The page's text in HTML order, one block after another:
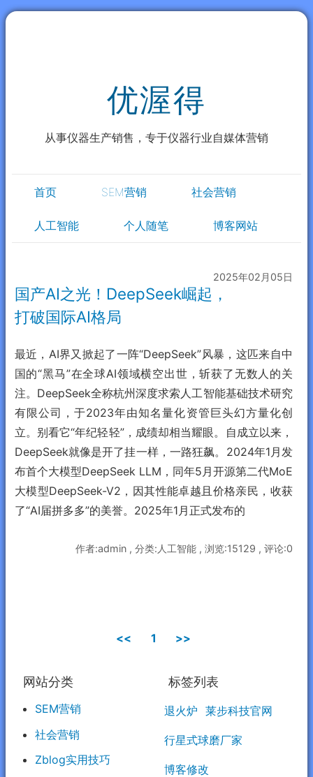
优渥得
从事仪器生产销售，专于仪器行业自媒体营销
首页 SEM营销 社会营销
人工智能 个人随笔 博客网站
2025年02月05日
国产AI之光！DeepSeek崛起，
打破国际AI格局
最近，AI界又掀起了一阵“DeepSeek”风暴，这匹来自中
国的“黑马”在全球AI领域横空出世，斩获了无数人的关
注。DeepSeek全称杭州深度求索人工智能基础技术研究
有限公司，于2023年由知名量化资管巨头幻方量化创
立。别看它“年纪轻轻”，成绩却相当耀眼。自成立以来，
DeepSeek就像是开了挂一样，一路狂飙。2024年1月发
布首个大模型DeepSeek LLM，同年5月开源第二代MoE
大模型DeepSeek-V2，因其性能卓越且价格亲民，收获
了“AI届拼多多”的美誉。2025年1月正式发布的
作者:admin , 分类:人工智能 , 浏览:15129 , 评论:0
<< 1 >>
网站分类
SEM营销
社会营销
Zblog实用技巧
标签列表
退火炉 莱步科技官网
行星式球磨厂家
博客修改